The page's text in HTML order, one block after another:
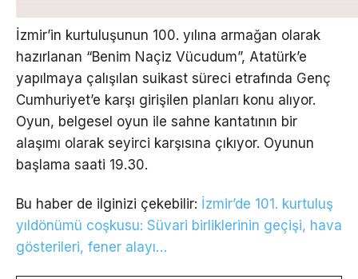
İzmir’in kurtuluşunun 100. yılına armağan olarak
hazırlanan “Benim Naçiz Vücudum”, Atatürk’e
yapılmaya çalışılan suikast süreci etrafında Genç
Cumhuriyet’e karşı girişilen planları konu alıyor.
Oyun, belgesel oyun ile sahne kantatının bir
alaşımı olarak seyirci karşısına çıkıyor. Oyunun
başlama saati 19.30.
Bu haber de ilginizi çekebilir: İzmir’de 101. kurtuluş
yıldönümü coşkusu: Süvari birliklerinin geçişi, hava
gösterileri, fener alayı…